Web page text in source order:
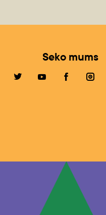
Seko mums